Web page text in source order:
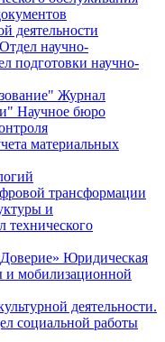
деятельности
Отдел научно-
подготовки научно-
Журнал
Научное бюро
материальных
трансформации
и
технического
Юридическая
и мобилизационной
деятельности.
социальной работы